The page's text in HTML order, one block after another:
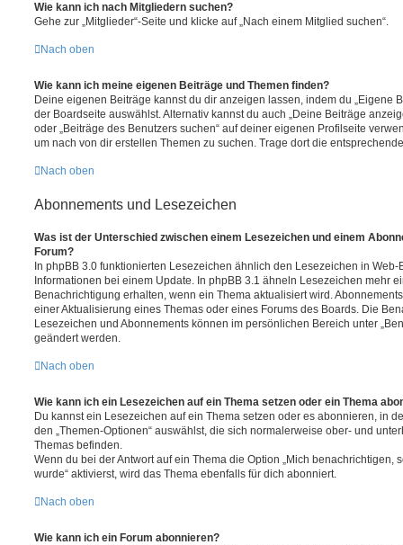
Wie kann ich nach Mitgliedern suchen?
Gehe zur „Mitglieder“-Seite und klicke auf „Nach einem Mitglied suchen“.
Nach oben
Wie kann ich meine eigenen Beiträge und Themen finden?
Deine eigenen Beiträge kannst du dir anzeigen lassen, indem du „Eigene
der Boardseite auswählst. Alternativ kannst du auch „Deine Beiträge
oder „Beiträge des Benutzers suchen“ auf deiner eigenen Profilseite
um nach von dir erstellen Themen zu suchen. Trage dort die
Nach oben
Abonnements und Lesezeichen
Was ist der Unterschied zwischen einem Lesezeichen und einem
Forum?
In phpBB 3.0 funktionierten Lesezeichen ähnlich den Lesezeichen in
Informationen bei einem Update. In phpBB 3.1 ähneln Lesezeichen mehr
Benachrichtigung erhalten, wenn ein Thema aktualisiert wird.
einer Aktualisierung eines Themas oder eines Forums des Boards. Die
Lesezeichen und Abonnements können im persönlichen Bereich unter
geändert werden.
Nach oben
Wie kann ich ein Lesezeichen auf ein Thema setzen oder ein Thema
Du kannst ein Lesezeichen auf ein Thema setzen oder es abonnieren, in
den „Themen-Optionen“ auswählst, die sich normalerweise ober- und
Themas befinden.
Wenn du bei der Antwort auf ein Thema die Option „Mich benachrichtigen,
wurde“ aktivierst, wird das Thema ebenfalls für dich abonniert.
Nach oben
Wie kann ich ein Forum abonnieren?